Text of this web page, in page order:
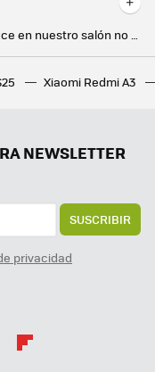
La recopilación de datos que se produce en nuestro salón no es ninguna broma. El televisor es el culpable: puedes ponerle freno
Las mejores aplicaciones para Android TV que no están en Google Play
Europa ya tiene al alcance de su mano el futuro de los drones de guerra. Y se lo ofrece un país acostumbrado a ellos: Israel
Xiaomi Redmi A3
NEWSLETTER
SUSCRIBIR
privacidad